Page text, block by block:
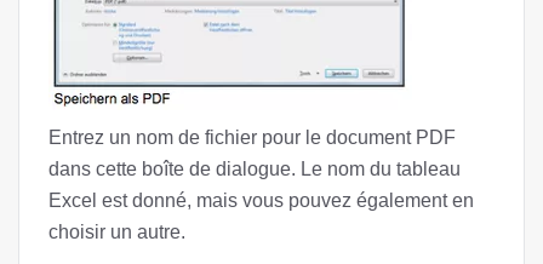
Entrez un nom de fichier pour le document PDF
dans cette boîte de dialogue. Le nom du tableau
Excel est donné, mais vous pouvez également en
choisir un autre.